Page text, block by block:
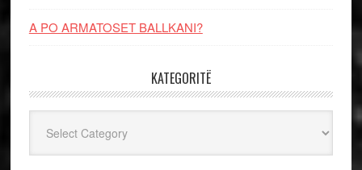
A PO ARMATOSET BALLKANI?
KATEGORITË